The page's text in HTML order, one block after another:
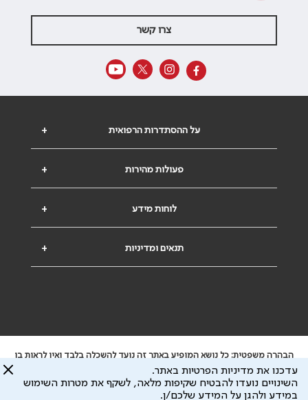
צרו קשר
+ על ההסתדרות הרפואית
+ פעולות מהירות
+ לוחות מידע
+ תנאים ומדיניות
הבהרה משפטית: כל נושא המופיע באתר זה נועד להשכלה בלבד ואין לראות בו
ייעוץ רפואי או משפטי. אין הר"י אחראית לתוכן המתפרסם באתר זה ולכל נזק
שעלול להיגרם.
ידוע לי שהר"י אוספת ושומרת מידע אישי לצורך מתן השרות וכי חלק ממנו עשוי
עדכנו את מדיניות הפרטיות באתר.
השינויים נועדו להבטיח שקיפות מלאה, לשקף את מטרות השימוש
במידע ולהגן על המידע שלכם/ן.